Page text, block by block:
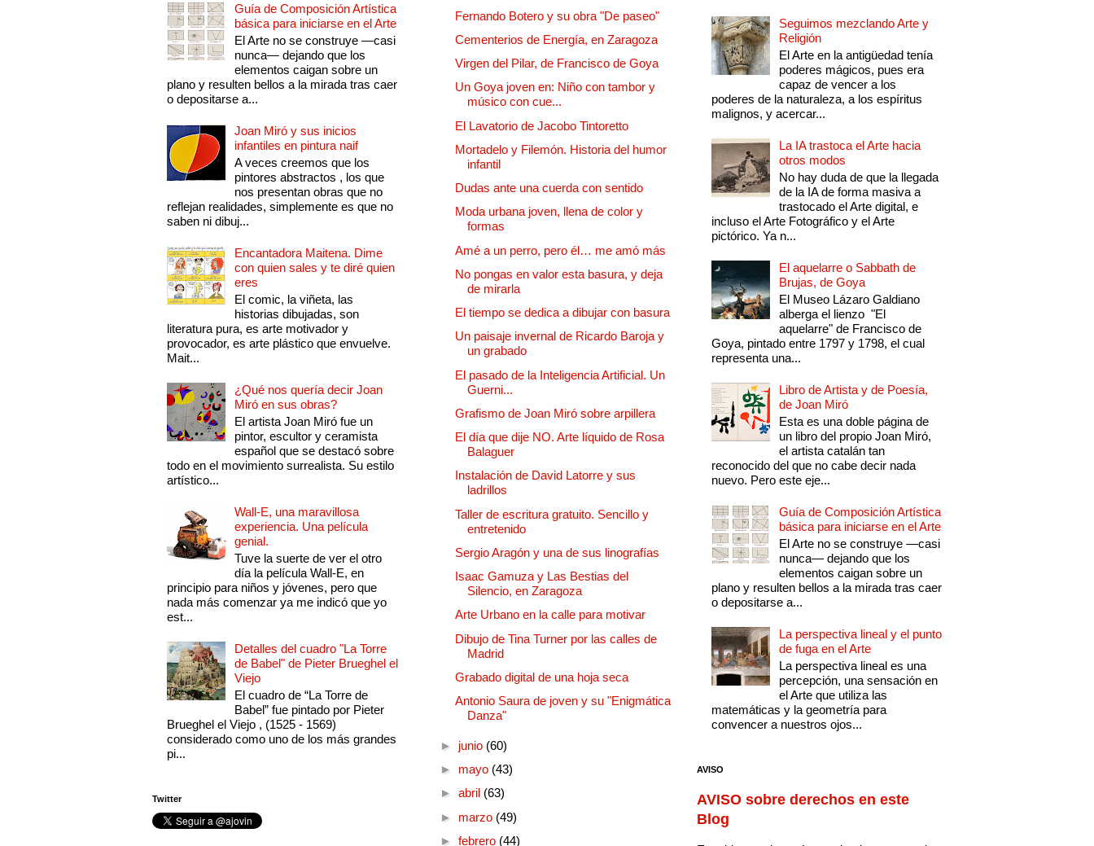
Guía de Composición Artística
básica para iniciarse en el Arte
El Arte no se construye —casi
nunca— dejando que los
elementos caigan sobre un
plano y resulten bellos a la mirada tras caer
o depositarse a...
Joan Miró y sus inicios
infantiles en pintura naif
A veces creemos que los
pintores abstractos , los que
nos presentan obras que no
reflejan realidades, simplemente es que no
saben ni dibuj...
Encantadora Maitena. Dime
con quien sales y te diré quien
eres
El comic, la viñeta, las
historias dibujadas, son
literatura pura, es arte motivador y
provocador, es arte plástico que envuelve.
Mait...
¿Qué nos quería decir Joan
Miró en sus obras?
El artista Joan Miró fue un
pintor, escultor y ceramista
español que se destacó sobre
todo en el movimiento surrealista. Su estilo
artístico...
Wall-E, una maravillosa
experiencia. Una película
genial.
Tuve la suerte de ver el otro
día la película Wall-E, en
principio para niños y jóvenes, pero que
nada más comenzar ya me indicó que yo
est...
Detalles del cuadro "La Torre
de Babel" de Pieter Brueghel el
Viejo
El cuadro de “La Torre de
Babel” fue pintado por Pieter
Brueghel el Viejo , (1525 - 1569)
considerado como uno de los más grandes
pi...
Twitter
Fernando Botero y su obra "De paseo"
Cementerios de Energía, en Zaragoza
Virgen del Pilar, de Francisco de Goya
Un Goya joven en: Niño con tambor y
músico con cue...
El Lavatorio de Jacobo Tintoretto
Mortadelo y Filemón. Historia del humor
infantil
Dudas ante una cuerda con sentido
Moda urbana joven, llena de color y
formas
Amé a un perro, pero él… me amó más
No pongas en valor esta basura, y deja
de mirarla
El tiempo se dedica a dibujar con basura
Un paisaje invernal de Ricardo Baroja y
un grabado
El pasado de la Inteligencia Artificial. Un
Guerni...
Grafismo de Joan Miró sobre arpillera
El día que dije NO. Arte líquido de Rosa
Balaguer
Instalación de David Latorre y sus
ladrillos
Taller de escritura gratuito. Sencillo y
entretenido
Sergio Aragón y una de sus linografías
Isaac Gamuza y Las Bestias del
Silencio, en Zaragoza
Arte Urbano en la calle para motivar
Dibujo de Tina Turner por las calles de
Madrid
Grabado digital de una hoja seca
Antonio Saura de joven y su "Enigmática
Danza"
► junio (60)
► mayo (43)
► abril (63)
► marzo (49)
► febrero (44)
Seguimos mezclando Arte y
Religión
El Arte en la antigüedad tenía
poderes mágicos, pues era
capaz de vencer a los
poderes de la naturaleza, a los espíritus
malignos, y acercar...
La IA trastoca el Arte hacia
otros modos
No hay duda de que la llegada
de la IA de forma masiva a
trastocado el Arte digital, e
incluso el Arte Fotográfico y el Arte
pictórico. Ya n...
El aquelarre o Sabbath de
Brujas, de Goya
El Museo Lázaro Galdiano
alberga el lienzo "El
aquelarre" de Francisco de
Goya, pintado entre 1797 y 1798, el cual
representa una...
Libro de Artista y de Poesía,
de Joan Miró
Esta es una doble página de
un libro del propio Joan Miró,
el artista catalán tan
reconocido del que no cabe decir nada
nuevo. Pero este eje...
Guía de Composición Artística
básica para iniciarse en el Arte
El Arte no se construye —casi
nunca— dejando que los
elementos caigan sobre un
plano y resulten bellos a la mirada tras caer
o depositarse a...
La perspectiva lineal y el punto
de fuga en el Arte
La perspectiva lineal es una
percepción, una sensación en
el Arte que utiliza las
matemáticas y la geometría para
convencer a nuestros ojos...
AVISO
AVISO sobre derechos en este
Blog